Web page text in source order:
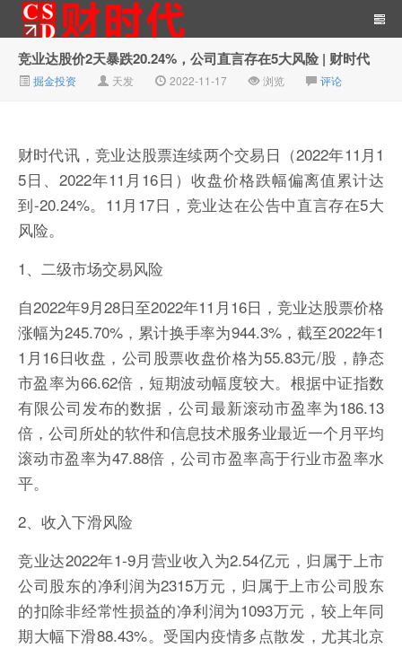
财时代｜新金融总裁圈、财
经、科技、公司、金融、互
联网＋、快消
竞业达股价2天暴跌20.24%，公司直言存在5大风险 | 财时代
掘金投资 天发 2022-11-17 浏览 评论
财时代讯，竞业达股票连续两个交易日（2022年11月1
5日、2022年11月16日）收盘价格跌幅偏离值累计达
到-20.24%。11月17日，竞业达在公告中直言存在5大
风险。
1、二级市场交易风险
自2022年9月28日至2022年11月16日，竞业达股票价格
涨幅为245.70%，累计换手率为944.3%，截至2022年1
1月16日收盘，公司股票收盘价格为55.83元/股，静态
市盈率为66.62倍，短期波动幅度较大。根据中证指数
有限公司发布的数据，公司最新滚动市盈率为186.13
倍，公司所处的软件和信息技术服务业最近一个月平均
滚动市盈率为47.88倍，公司市盈率高于行业市盈率水
平。
2、收入下滑风险
竞业达2022年1-9月营业收入为2.54亿元，归属于上市
公司股东的净利润为2315万元，归属于上市公司股东
的扣除非经常性损益的净利润为1093万元，较上年同
期大幅下滑88.43%。受国内疫情多点散发，尤其北京